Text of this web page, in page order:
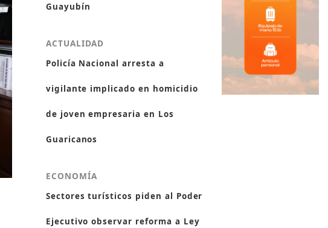
Guayubín
ACTUALIDAD
Policía Nacional arresta a
vigilante implicado en homicidio
de joven empresaria en Los
Guaricanos
ECONOMÍA
Sectores turísticos piden al Poder
Ejecutivo observar reforma a Ley